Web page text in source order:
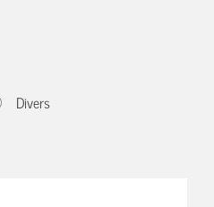
Divers